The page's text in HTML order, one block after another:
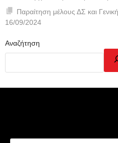
Παραίτηση μέλους ΔΣ και
16/09/2024
Αναζήτηση